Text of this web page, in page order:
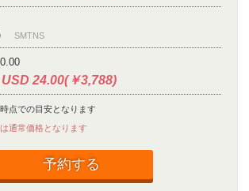
SMTNS
24.00(￥3,788)
点での目安となります
通常価格となります
予約する